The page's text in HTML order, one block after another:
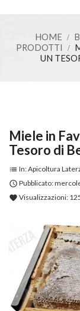
HOME
PRODOTTI
UN
Miele in
Tesoro di
list In:Apicoltura
 Pubblicato:
favorite Visualizzazioni: